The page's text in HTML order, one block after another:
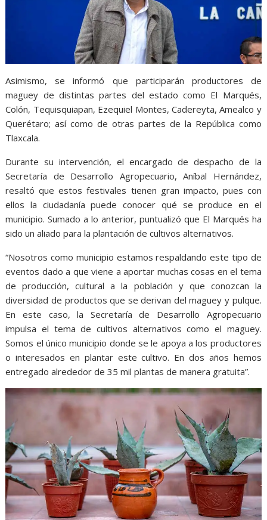
Asimismo, se informó que participarán productores de
maguey de distintas partes del estado como El Marqués,
Colón, Tequisquiapan, Ezequiel Montes, Cadereyta, Amealco y
Querétaro; así como de otras partes de la República como
Tlaxcala.
Durante su intervención, el encargado de despacho de la
Secretaría de Desarrollo Agropecuario, Aníbal Hernández,
resaltó que estos festivales tienen gran impacto, pues con
ellos la ciudadanía puede conocer qué se produce en el
municipio. Sumado a lo anterior, puntualizó que El Marqués ha
sido un aliado para la plantación de cultivos alternativos.
“Nosotros como municipio estamos respaldando este tipo de
eventos dado a que viene a aportar muchas cosas en el tema
de producción, cultural a la población y que conozcan la
diversidad de productos que se derivan del maguey y pulque.
En este caso, la Secretaría de Desarrollo Agropecuario
impulsa el tema de cultivos alternativos como el maguey.
Somos el único municipio donde se le apoya a los productores
o interesados en plantar este cultivo. En dos años hemos
entregado alrededor de 35 mil plantas de manera gratuita”.